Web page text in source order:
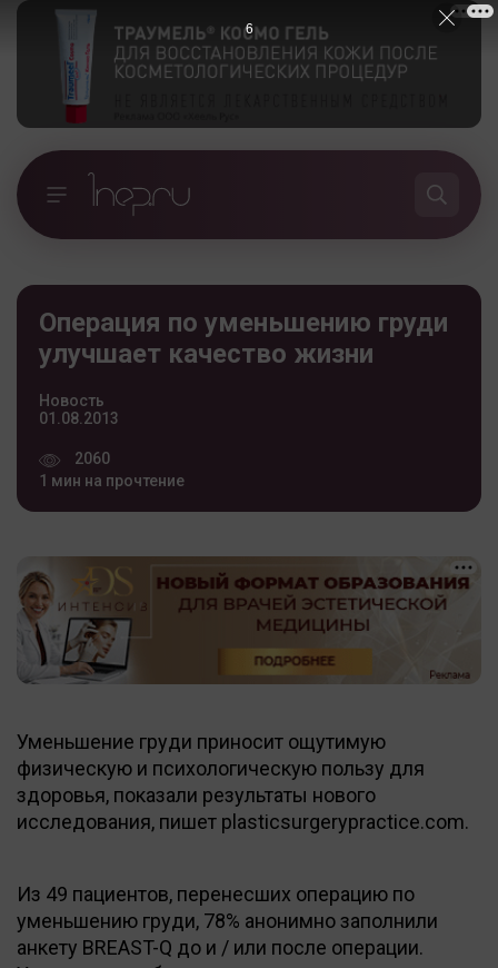
Операция по уменьшению груди
улучшает качество жизни
Новость
01.08.2013
2060
1 мин на прочтение
Уменьшение груди приносит ощутимую
физическую и психологическую пользу для
здоровья, показали результаты нового
исследования, пишет plasticsurgerypractice.com.
Из 49 пациентов, перенесших операцию по
уменьшению груди, 78% анонимно заполнили
анкету BREAST-Q до и / или после операции.
5